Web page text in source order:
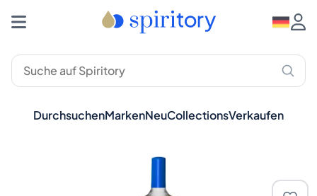
DurchsuchenMarkenNeuCollectionsVerkaufen